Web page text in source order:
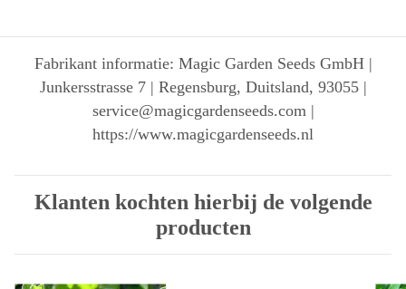
Fabrikant informatie: Magic Garden Seeds GmbH |
Junkersstrasse 7 | Regensburg, Duitsland, 93055 |
service@magicgardenseeds.com |
https://www.magicgardenseeds.nl
Klanten kochten hierbij de volgende
producten